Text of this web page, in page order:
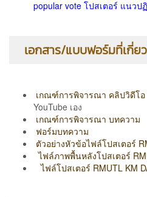
popular vote โปสเตอร์ แนว
เอกสาร/แบบฟอร์มที่เกี่ย
เกณฑ์การพิจารณา คลิปวิดีโอ
YouTube เอง
เกณฑ์การพิจารณา บทความ
ฟอร์มบทความ
ตัวอย่างหัวข้อไฟล์โปสเตอร์
ไฟล์ภาพพื้นหลังโปสเตอร์
ไฟล์โปสเตอร์ RMUTL KM